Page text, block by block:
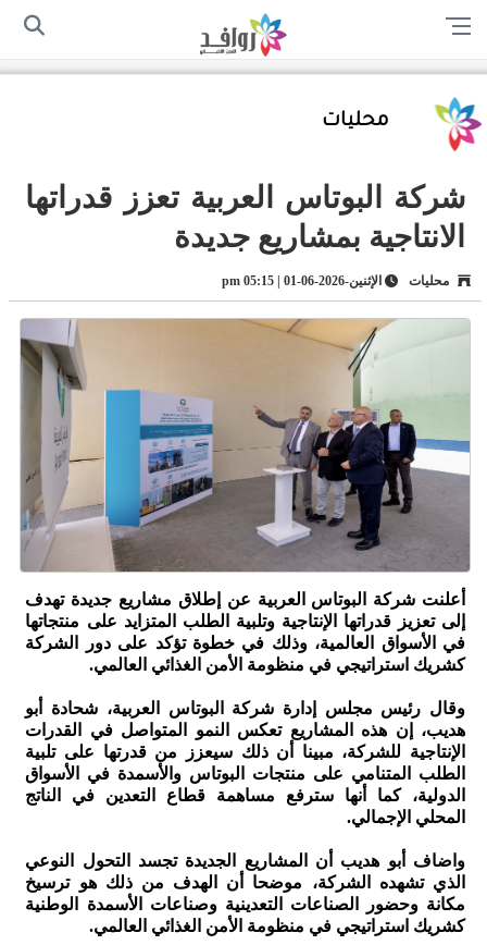
الرئيسية سياسة الخصوصية
محليات
شركة البوتاس العربية تعزز قدراتها
الانتاجية بمشاريع جديدة
محليات الإثنين-2026-06-01 | 05:15 pm
أعلنت شركة البوتاس العربية عن إطلاق مشاريع جديدة تهدف
إلى تعزيز قدراتها الإنتاجية وتلبية الطلب المتزايد على منتجاتها
في الأسواق العالمية، وذلك في خطوة تؤكد على دور الشركة
كشريك استراتيجي في منظومة الأمن الغذائي العالمي.
وقال رئيس مجلس إدارة شركة البوتاس العربية، شحادة أبو
هديب، إن هذه المشاريع تعكس النمو المتواصل في القدرات
الإنتاجية للشركة، مبينا أن ذلك سيعزز من قدرتها على تلبية
الطلب المتنامي على منتجات البوتاس والأسمدة في الأسواق
الدولية، كما أنها سترفع مساهمة قطاع التعدين في الناتج
المحلي الإجمالي.
واضاف أبو هديب أن المشاريع الجديدة تجسد التحول النوعي
الذي تشهده الشركة، موضحا أن الهدف من ذلك هو ترسيخ
مكانة وحضور الصناعات التعدينية وصناعات الأسمدة الوطنية
كشريك استراتيجي في منظومة الأمن الغذائي العالمي.